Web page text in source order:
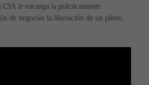
CIA le encarga la prácticamente
de negociar la liberación de un piloto